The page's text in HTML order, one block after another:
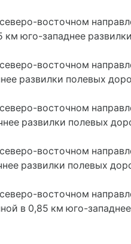
восточном
юго-западнее
восточном
развилки полевых
восточном
развилки полевых
восточном
развилки полевых
восточном
в 0,85 км юго-